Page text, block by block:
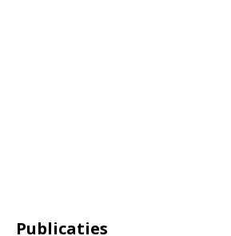
Publicaties